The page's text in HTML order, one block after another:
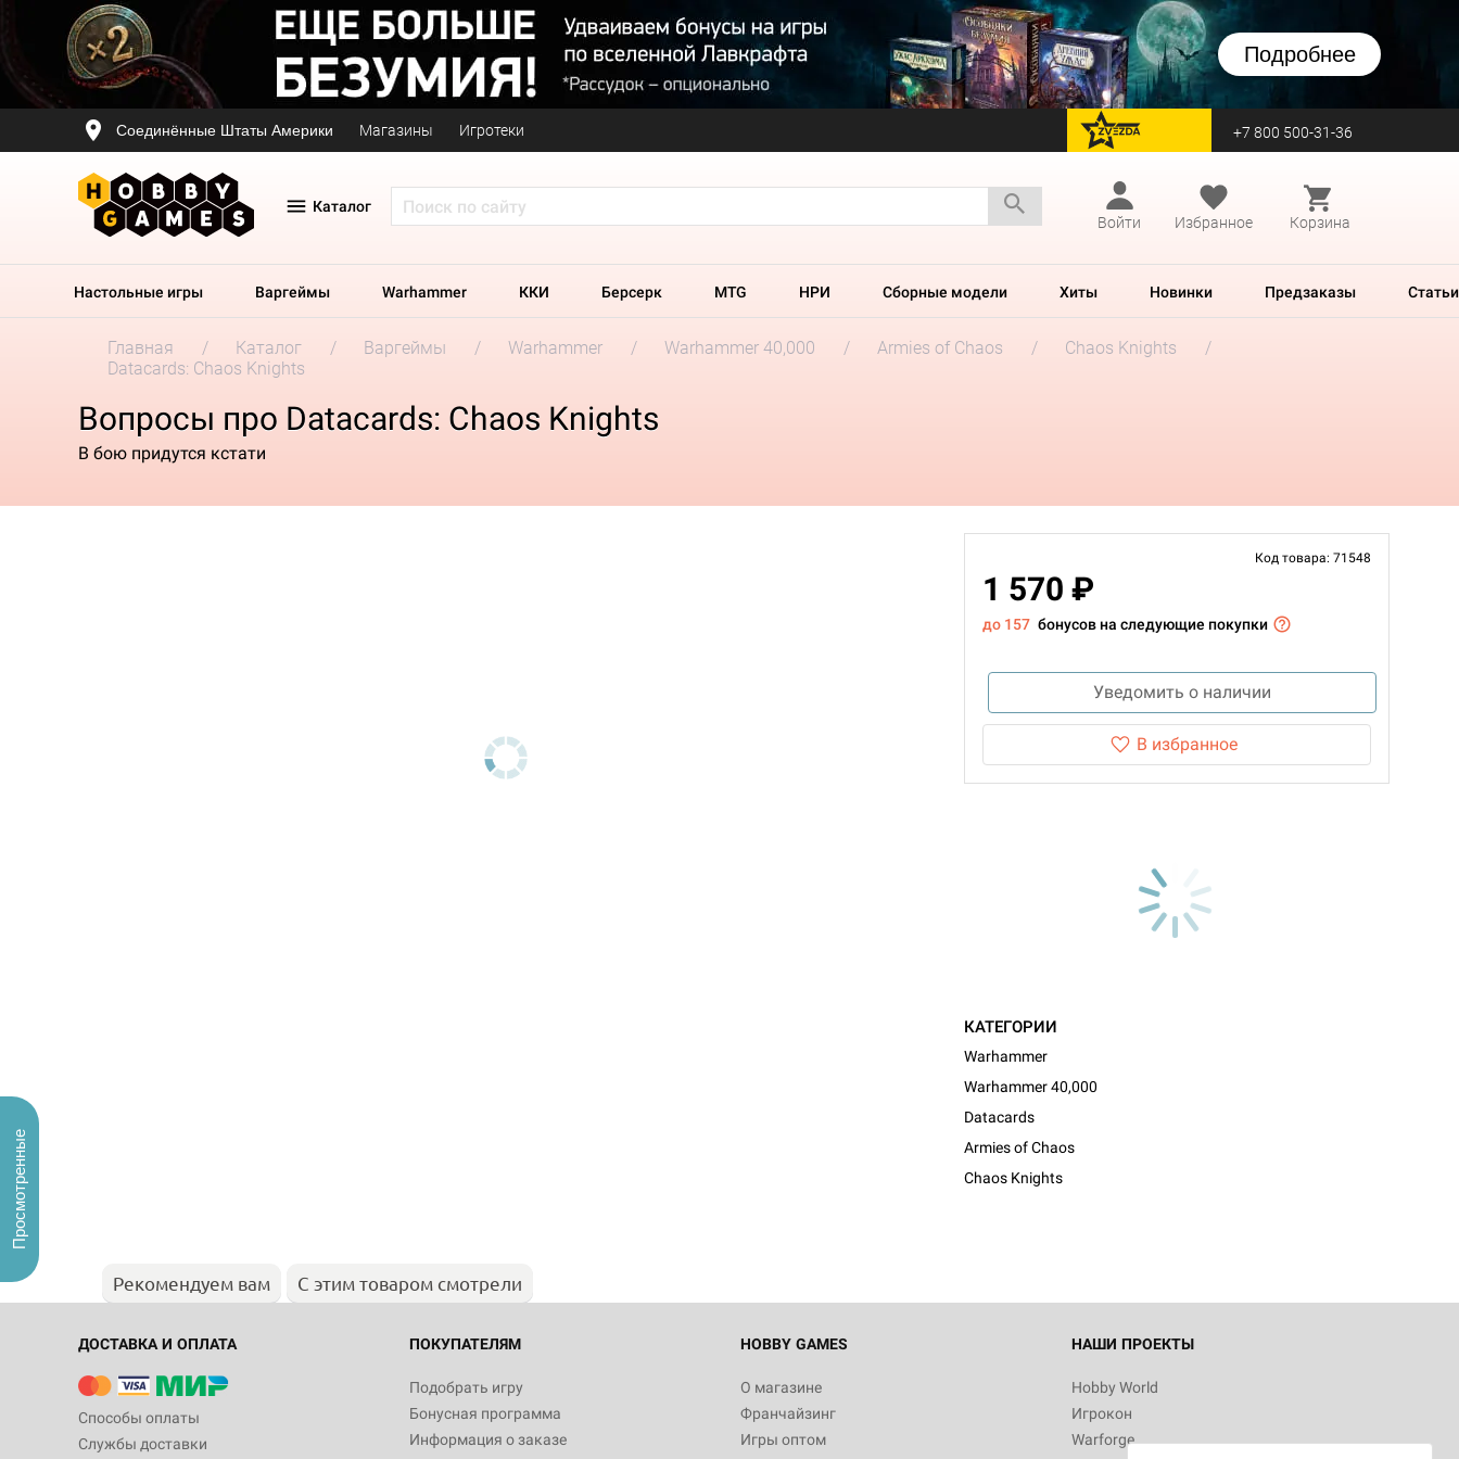
Подробнее
Соединённые Штаты Америки Магазины Игротеки перейти на Zvezda +7 800 500-31-36
Каталог
Войти
Избранное Корзина
Настольные игры Варгеймы Warhammer ККИ Берсерк MTG НРИ Сборные модели Хиты Новинки Предзаказы Статьи
Главная Каталог Варгеймы Warhammer Warhammer 40,000 Armies of Chaos
Chaos Knights
Datacards: Chaos Knights
Вопросы про Datacards: Chaos Knights
В бою придутся кстати
Код товара: 71548
1 570 ₽
до 157 бонусов на следующие покупки
Уведомить о наличии
В избранное
КАТЕГОРИИ
Warhammer
Warhammer 40,000
Datacards
Armies of Chaos
Chaos Knights
Рекомендуем вам С этим товаром смотрели
ДОСТАВКА И ОПЛАТА
Способы оплаты
Службы доставки
ПОКУПАТЕЛЯМ
Подобрать игру
Бонусная программа
Информация о заказе
HOBBY GAMES
О магазине
Франчайзинг
Игры оптом
НАШИ ПРОЕКТЫ
Hobby World
Игрокон
Warforge
Просмотренные
Настольная игра Hobby World Журнал
"Мир фантастики. Спецвыпуск: Братья
империи: Боевая тревога
799
Настольная игра Hobby World Сумерки
империи. Четвёртая редакция: Грозовой